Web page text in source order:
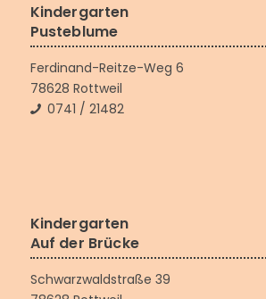
Kindergarten
Pusteblume
Ferdinand-Reitze-Weg 6
78628 Rottweil
0741 / 21482
Kindergarten
Auf der Brücke
Schwarzwaldstraße 39